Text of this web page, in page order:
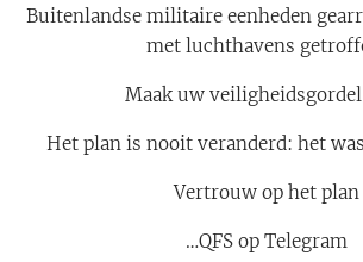
Buitenlandse militaire eenheden
met luchthavens
Maak uw
Het plan is nooit veranderd: het
Vertrouw op het plan
…QFS op Telegram